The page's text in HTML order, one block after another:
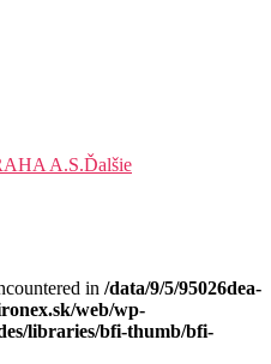
A.S.Ďalšie
in /data/9/5/95026dea-
web/wp-
libraries/bfi-thumb/bfi-